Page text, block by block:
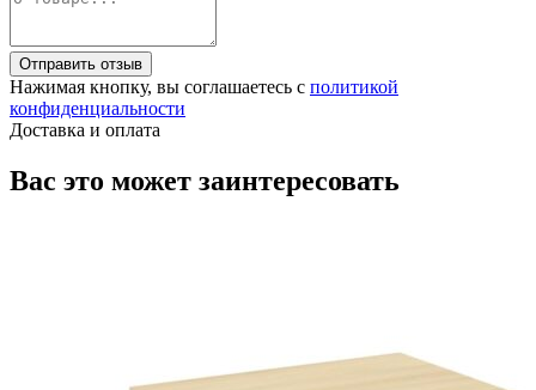
Отправить отзыв
Нажимая кнопку, вы соглашаетесь с политикой
конфиденциальности
Доставка и оплата
Вас это может заинтересовать